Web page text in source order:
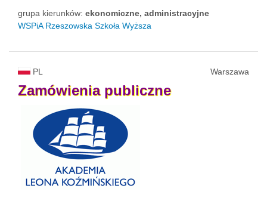
grupa kierunków: ekonomiczne, administracyjne
WSPiA Rzeszowska Szkoła Wyższa
PL Warszawa
Zamówienia publiczne